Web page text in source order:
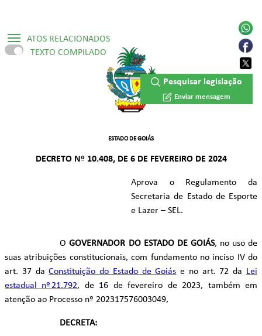
ATOS RELACIONADOS
▷ Constituição Estadual /1989
▷ Lei Ordinária Nº 18.025/2013
▷ Lei Ordinária Nº 18.672/2014
▷ Lei Ordinária Nº 20.417/2019
▷ Lei Ordinária Nº 21.792/2023
▷ Decreto Numerado Nº 9.555/2019
▷ Decreto Numerado Nº 10.903/2026
TEXTO COMPILADO
ESTADO DE GOIÁS
DECRETO Nº 10.408, DE 6 DE FEVEREIRO DE 2024
Aprova o Regulamento da
Secretaria de Estado de Esporte
e Lazer – SEL.
OGOVERNADOR DO ESTADO DE GOIÁS, no uso de
suas atribuições constitucionais, com fundamento no inciso IV do
art. 37 daConstituição do Estado de Goiás e no art. 72 da Lei
estadual nº 21.792, de 16 de fevereiro de 2023, também em
atenção ao Processo nº 202317576003049,
DECRETA:
Pesquisar legislação
Enviar mensagem